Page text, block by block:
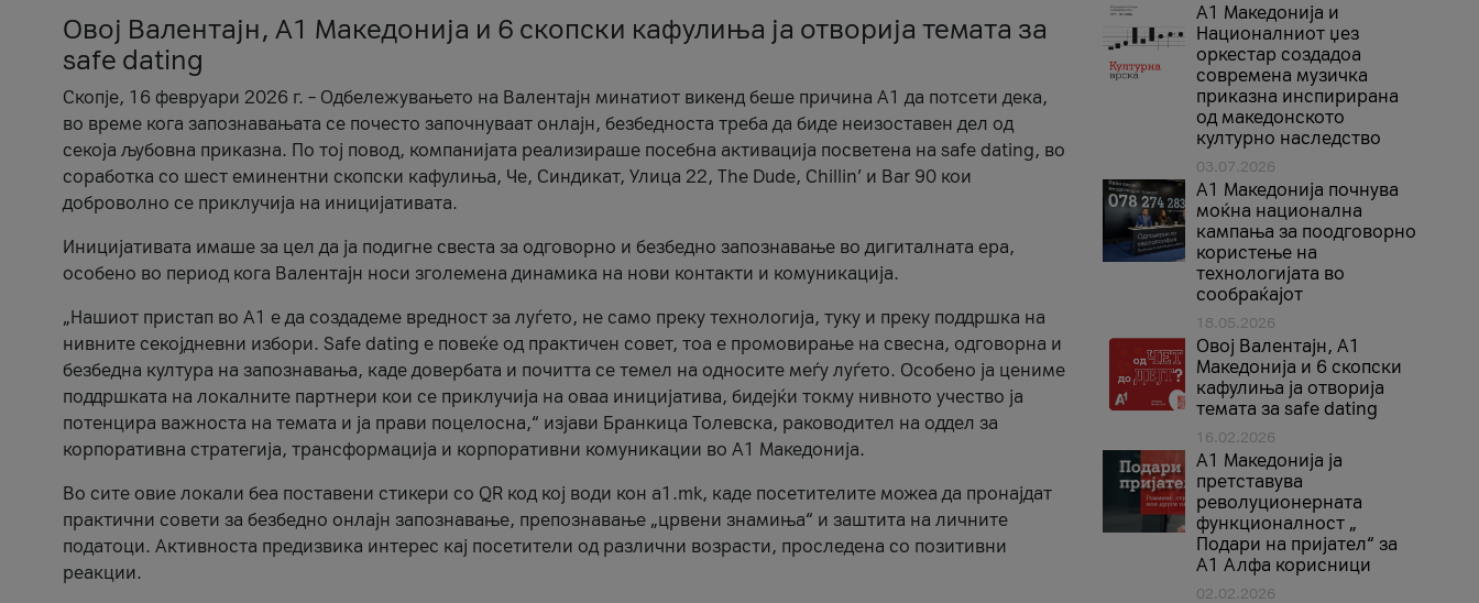
Овој Валентајн, A1 Македонија и 6 скопски кафулиња ја отворија темата за
safe dating
Скопје, 16 февруари 2026 г. – Одбележувањето на Валентајн минатиот викенд беше причина А1 да потсети дека,
во време кога запознавањата се почесто започнуваат онлајн, безбедноста треба да биде неизоставен дел од
секоја љубовна приказна. По тој повод, компанијата реализираше посебна активација посветена на safe dating, во
соработка со шест еминентни скопски кафулиња, Че, Синдикат, Улица 22, The Dude, Chillin’ и Bar 90 кои
доброволно се приклучија на иницијативата.
Иницијативата имаше за цел да ја подигне свеста за одговорно и безбедно запознавање во дигиталната ера,
особено во период кога Валентајн носи зголемена динамика на нови контакти и комуникација.
„Нашиот пристап во А1 е да создадеме вредност за луѓето, не само преку технологија, туку и преку поддршка на
нивните секојдневни избори. Safe dating е повеќе од практичен совет, тоа е промовирање на свесна, одговорна и
безбедна култура на запознавања, каде довербата и почитта се темел на односите меѓу луѓето. Особено ја цениме
поддршката на локалните партнери кои се приклучија на оваа иницијатива, бидејќи токму нивното учество ја
потенцира важноста на темата и ја прави поцелосна,“ изјави Бранкица Толевска, раководител на оддел за
корпоративна стратегија, трансформација и корпоративни комуникации во А1 Македонија.
Во сите овие локали беа поставени стикери со QR код кој води кон a1.mk, каде посетителите можеа да пронајдат
практични совети за безбедно онлајн запознавање, препознавање „црвени знамиња“ и заштита на личните
податоци. Активноста предизвика интерес кај посетители од различни возрасти, проследена со позитивни
реакции.
А1 Македонија и
Националниот џез
оркестар создадоа
современа музичка
приказна инспирирана
од македонското
културно наследство
03.07.2026
A1 Македонија почнува
моќна национална
кампања за поодговорно
користење на
технологијата во
сообраќајот
18.05.2026
Овој Валентајн, A1
Македонија и 6 скопски
кафулиња ја отворија
темата за safe dating
16.02.2026
А1 Македонија ја
претставува
револуционерната
функционалност „
Подари на пријател“ за
А1 Алфа корисници
02.02.2026